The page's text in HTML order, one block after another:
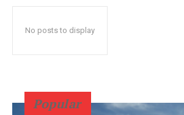
No posts to display
Popular